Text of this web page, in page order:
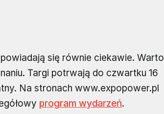
się równie ciekawie. Warto
Targi potrwają do czwartku 16
Na stronach www.expopower.pl
program wydarzeń.